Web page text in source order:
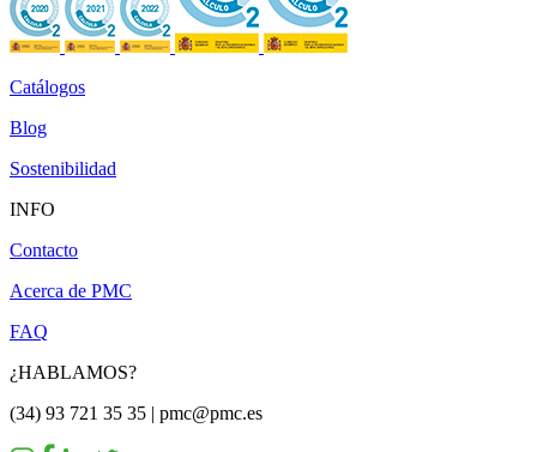
Catálogos
Blog
Sostenibilidad
INFO
Contacto
Acerca de PMC
FAQ
¿HABLAMOS?
(34) 93 721 35 35 | pmc@pmc.es